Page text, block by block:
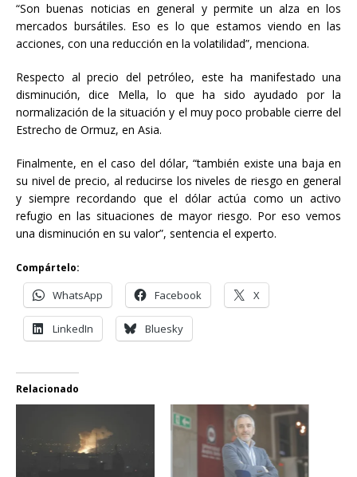
“Son buenas noticias en general y permite un alza en los
mercados bursátiles. Eso es lo que estamos viendo en las
acciones, con una reducción en la volatilidad”, menciona.
Respecto al precio del petróleo, este ha manifestado una
disminución, dice Mella, lo que ha sido ayudado por la
normalización de la situación y el muy poco probable cierre del
Estrecho de Ormuz, en Asia.
Finalmente, en el caso del dólar, “también existe una baja en
su nivel de precio, al reducirse los niveles de riesgo en general
y siempre recordando que el dólar actúa como un activo
refugio en las situaciones de mayor riesgo. Por eso vemos
una disminución en su valor”, sentencia el experto.
Compártelo:
WhatsApp Facebook X
LinkedIn Bluesky
Relacionado